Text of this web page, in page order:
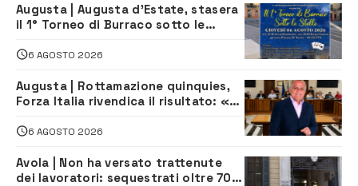
Augusta | Augusta d’Estate, stasera
il 1° Torneo di Burraco sotto le
6 AGOSTO 2026
Augusta | Rottamazione quinquies,
Forza Italia rivendica il risultato: «La
6 AGOSTO 2026
Avola | Non ha versato trattenute
dei lavoratori: sequestrati oltre 700